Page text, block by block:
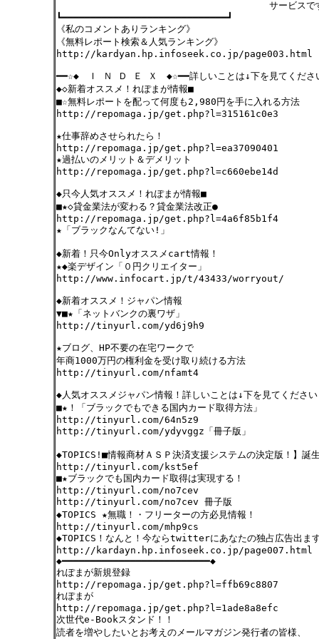
サービスです
┗━━━━━━━━━━━━━━━━━━━━━━━━━━━━━┛
《私のコメントありランキング》
《無料レポート検索＆人気ランキング》
http://kardyan.hp.infoseek.co.jp/page003.html
━━☆◆ Ｉ Ｎ Ｄ Ｅ Ｘ ◆☆━━詳しいことは↓下を見てくださ
◆◇新着オススメ！れぽまが情報■
■☆無料レポートを配って何度も2,980円を手に入れる方法
http://repomaga.jp/get.php?l=315161c0e3
★仕事辞めさせられたら！
http://repomaga.jp/get.php?l=ea37090401
★過払いのメリット＆デメリット
http://repomaga.jp/get.php?l=c660ebe14d
◆只今人気オススメ！れぽまが情報■
■★◇貸金業法が変わる？貸金業法改正●
http://repomaga.jp/get.php?l=4a6f85b1f4
★「ブラックなんてない!」
◆新着！只今Onlyオススメcart情報！
★◆楽デザイン「０円クリエイター」
http://www.infocart.jp/t/43433/worryout/
◆新着オススメ！ジャパン情報
▼■★「ネットバンクの裏ワザ」
http://tinyurl.com/yd6j9h9
★ブログ、HP不要の在宅ワークで
年商1000万円の権利金を受け取り続ける方法
http://tinyurl.com/nfamt4
◆人気オススメジャパン情報！詳しいことは↓下を見てください
■★！「ブラックでもできる国内カード取得方法」
http://tinyurl.com/64n5z9
http://tinyurl.com/ydyvggz「冊子版」
◆TOPICS!■情報商材ＡＳＰ決済支援システムの決定版！】誕
http://tinyurl.com/kst5ef
■★ブラックでも国内カード取得は実現する！
http://tinyurl.com/no7cev
http://tinyurl.com/no7cev 冊子版
◆TOPICS ★無職！・フリーターの方必見情報！
http://tinyurl.com/mhp9cs
◆TOPICS！なんと！今ならtwitterにあなたの独占広告出ま
http://kardayn.hp.infoseek.co.jp/page007.html
◆━━━━━━━━━━━━━━━━━━━━━━━━━━◆
れぽまが新規登録
http://repomaga.jp/get.php?l=ffb69c8807
れぽまが
http://repomaga.jp/get.php?l=1ade8a8efc
次世代e-Bookスタンド！！
読者を増やしたいとお考えのメールマガジン発行者の皆様、